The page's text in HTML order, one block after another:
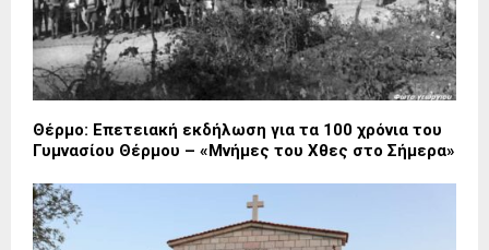
Θέρμο: Επετειακή εκδήλωση για τα 100 χρόνια του
Γυμνασίου Θέρμου – «Μνήμες του Χθες στο Σήμερα»